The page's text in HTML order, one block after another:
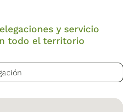
y servicio
todo el territorio